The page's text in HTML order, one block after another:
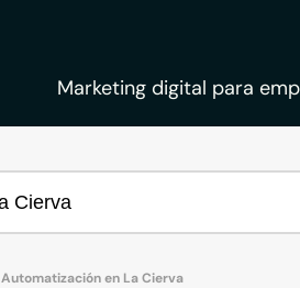
Marketing digital para
Automatización en La Cierva